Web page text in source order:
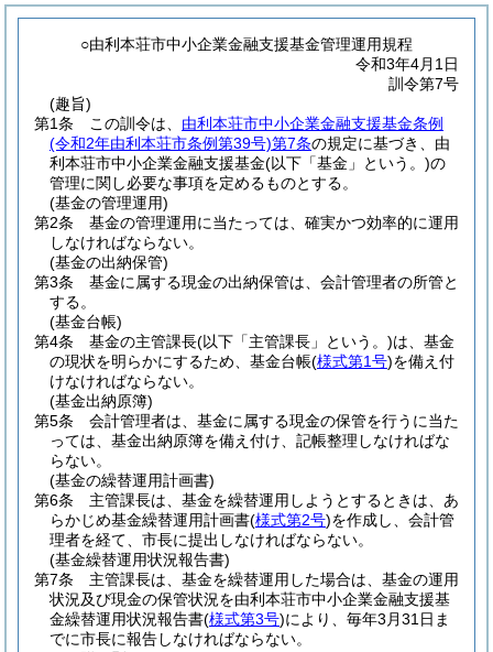
○由利本荘市中小企業金融支援基金管理運用規程
令和3年4月1日
訓令第7号
(趣旨)
第1条
この訓令は、 由利本荘市中小企業金融支援基金条例
(令和2年由利本荘市条例第39号)第7条の規定に基づき、由
利本荘市中小企業金融支援基金(以下「基金」という。)の
管理に関し必要な事項を定めるものとする。
(基金の管理運用)
第2条
基金の管理運用に当たっては、確実かつ効率的に運用
しなければならない。
(基金の出納保管)
第3条
基金に属する現金の出納保管は、会計管理者の所管と
する。
(基金台帳)
第4条
基金の主管課長(以下「主管課長」という。)は、基金
の現状を明らかにするため、基金台帳(様式第1号)を備え付
けなければならない。
(基金出納原簿)
第5条
会計管理者は、基金に属する現金の保管を行うに当た
っては、基金出納原簿を備え付け、記帳整理しなければな
らない。
(基金の繰替運用計画書)
第6条
主管課長は、基金を繰替運用しようとするときは、あ
らかじめ基金繰替運用計画書(様式第2号)を作成し、会計管
理者を経て、市長に提出しなければならない。
(基金繰替運用状況報告書)
第7条
主管課長は、基金を繰替運用した場合は、基金の運用
状況及び現金の保管状況を由利本荘市中小企業金融支援基
金繰替運用状況報告書(様式第3号)により、毎年3月31日ま
でに市長に報告しなければならない。